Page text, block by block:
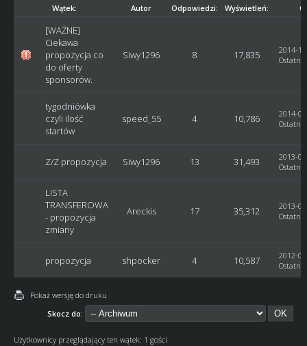
Wątek: Autor Odpowiedzi: Wyświetleń:
[WAŻNE]
Ciekawa
propozycja co
do oferty
sponsorów.
Siwy1296 8 17,835
2014-
Ostatni
tygodniówka
czyli ilość
startów
speed_55 4 10,786
2014-
Ostatni
Z/Z propozycja Siwy1296 13 31,493
2013-
Ostatni
LISTA
TRANSFEROWA
- propozycja
zmiany
Areckis 17 35,312
2013-
Ostatni
propozycja shpocker 4 10,587
2012-
Ostatni
Pokaż wersję do druku
Skocz do:
Użytkownicy przeglądający ten wątek: 1 gości